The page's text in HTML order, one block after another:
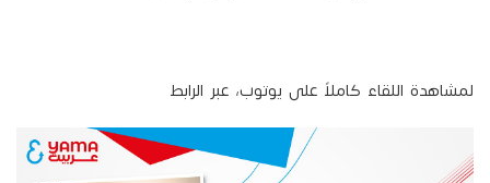
لمشاهدة اللقاء كاملاً على يوتوب، عبر الرابط